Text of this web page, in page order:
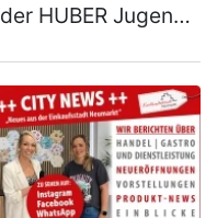
HUBER Jugend-